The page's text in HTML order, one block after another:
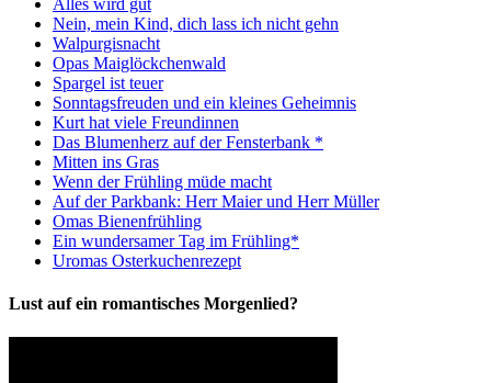
Nein, mein Kind, dich lass ich nicht gehn
Walpurgisnacht
Opas Maiglöckchenwald
Spargel ist teuer
Sonntagsfreuden und ein kleines Geheimnis
Kurt hat viele Freundinnen
Das Blumenherz auf der Fensterbank *
Mitten ins Gras
Wenn der Frühling müde macht
Auf der Parkbank: Herr Maier und Herr Müller
Omas Bienenfrühling
Ein wundersamer Tag im Frühling*
Uromas Osterkuchenrezept
Lust auf ein romantisches Morgenlied?